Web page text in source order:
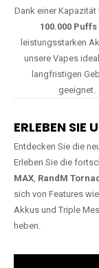
Dank einer Kapazität
100.000 Puffs
leistungsstarken
unsere Vapes
langfristigen
geeignet.
ERLEBEN SIE
Entdecken Sie die
Erleben Sie die
MAX, RandM
sich von Features
Akkus und Triple
heben.